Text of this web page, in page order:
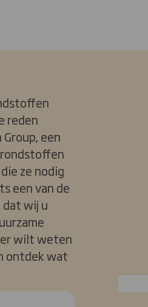
reden
een
ze nodig
een van de
wij u
wilt weten
ontdek wat